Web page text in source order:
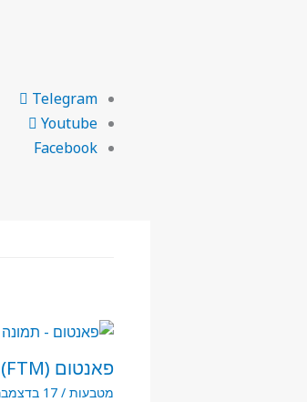
Telegram
Youtube
Facebook
פאנטום (FTM) Fantom
מטבעות / 17 בדצמבר 2021